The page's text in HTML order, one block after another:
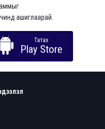
ашиглаарай.
Татах
Play Store